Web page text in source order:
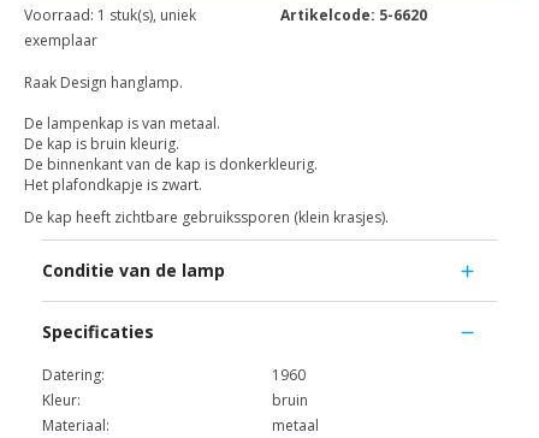
Voorraad: 1 stuk(s), uniek
exemplaar
Artikelcode: 5-6620
Raak Design hanglamp.
De lampenkap is van metaal.
De kap is bruin kleurig.
De binnenkant van de kap is donkerkleurig.
Het plafondkapje is zwart.
De kap heeft zichtbare gebruikssporen (klein krasjes).
Conditie van de lamp
Specificaties
Datering:
1960
Kleur:
bruin
Materiaal:
metaal